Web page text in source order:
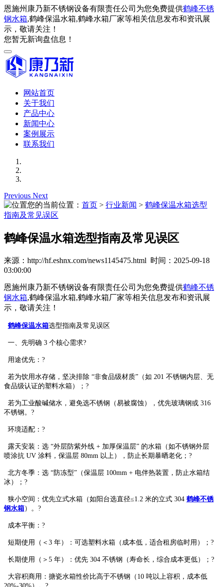
恩施州康乃新不锈钢设备有限责任公司为您免费提供鹤峰不锈
钢水箱,鹤峰保温水箱,鹤峰水箱厂家等相关信息发布和资讯展
示，敬请关注！
您暂无新询盘信息！
网站首页
关于我们
产品中心
新闻中心
案例展示
联系我们
Previous Next
您的当前位置： 首页 > 行业新闻 > 鹤峰保温水箱选型
指南及常见误区
鹤峰保温水箱选型指南及常见误区
来源：http://hf.eshnx.com/news1145475.html 时间：2025-09-18
03:00:00
恩施州康乃新不锈钢设备有限责任公司为您免费提供鹤峰不锈
钢水箱,鹤峰保温水箱,鹤峰水箱厂家等相关信息发布和资讯展
示，敬请关注！
鹤峰保温水箱选型指南及常见误区
一、先明确 3 个核心需求?
用途优先：?
若为饮用水存储，坚决排除 “非食品级材质”（如 201 不锈钢内层、无
食品级认证的塑料水箱）；?
若为工业酸碱储水，避免选不锈钢（易被腐蚀），优先玻璃钢或 316
不锈钢。?
环境适配：?
露天安装：选 “外层防紫外线 + 加厚保温层” 的水箱（如不锈钢外层
喷涂抗 UV 涂料，保温层 80mm 以上），防止长期暴晒老化；?
北方冬季：选 “防冻型”（保温层 100mm + 电伴热装置，防止水箱结
冰）；?
狭小空间：优先立式水箱（如阳台选直径≤1.2 米的立式 304 鹤峰不锈
钢水箱）。?
成本平衡：?
短期使用（＜3 年）：可选塑料水箱（成本低，适合租房临时用）；?
长期使用（＞5 年）：优先 304 不锈钢（寿命长，综合成本更低）；?
大容积商用：搪瓷水箱性价比高于不锈钢（10 吨以上容积，成本低